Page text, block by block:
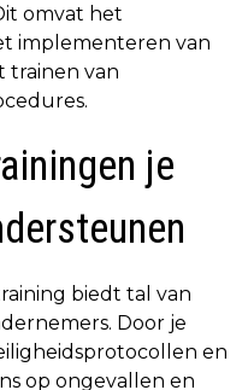
omvat het
implementeren van
trainen van
je
biedt tal van
Door je
en
op ongevallen en